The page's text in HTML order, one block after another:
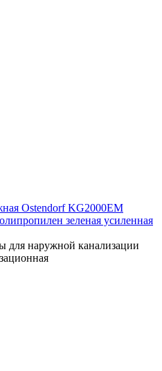
Ostendorf KG2000EM
зеленая усиленная
для наружной канализации